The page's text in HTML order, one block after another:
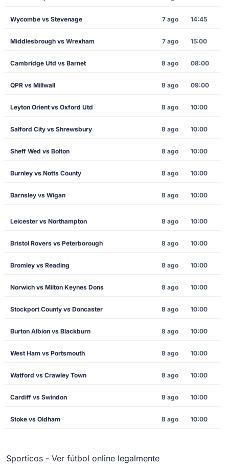
Wycombe vs Stevenage 7 ago 14:45
Middlesbrough vs Wrexham 7 ago 15:00
Cambridge Utd vs Barnet 8 ago 08:00
QPR vs Millwall 8 ago 09:00
Leyton Orient vs Oxford Utd 8 ago 10:00
Salford City vs Shrewsbury 8 ago 10:00
Sheff Wed vs Bolton 8 ago 10:00
Burnley vs Notts County 8 ago 10:00
Barnsley vs Wigan 8 ago 10:00
Leicester vs Northampton 8 ago 10:00
Bristol Rovers vs Peterborough 8 ago 10:00
Bromley vs Reading 8 ago 10:00
Norwich vs Milton Keynes Dons 8 ago 10:00
Stockport County vs Doncaster 8 ago 10:00
Burton Albion vs Blackburn 8 ago 10:00
West Ham vs Portsmouth 8 ago 10:00
Watford vs Crawley Town 8 ago 10:00
Cardiff vs Swindon 8 ago 10:00
Stoke vs Oldham 8 ago 10:00
Sporticos - Ver fútbol online legalmente